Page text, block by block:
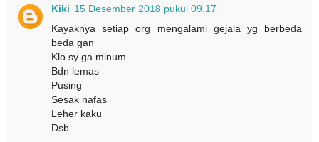
Kiki 15 Desember 2018 pukul 09.17
Kayaknya setiap org mengalami gejala yg berbeda
beda gan
Klo sy ga minum
Bdn lemas
Pusing
Sesak nafas
Leher kaku
Dsb